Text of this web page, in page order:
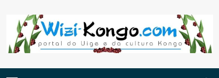
content